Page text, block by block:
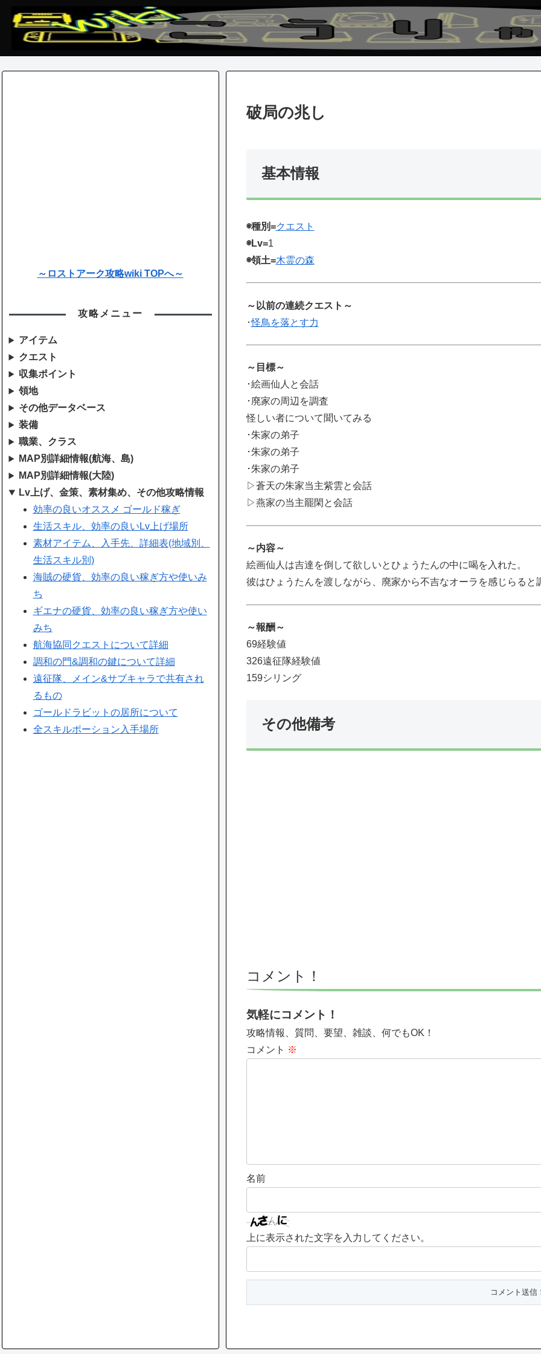
破局の兆し
基本情報
◉種別=クエスト
◉Lv=1
◉領土=木霊の森
～以前の連続クエスト～
･怪鳥を落とす力
～目標～
･絵画仙人と会話
･廃家の周辺を調査
怪しい者について聞いてみる
･朱家の弟子
･朱家の弟子
･朱家の弟子
▷蒼天の朱家当主紫雲と会話
▷燕家の当主罷閑と会話
～内容～
絵画仙人は吉達を倒して欲しいとひょうたんの中に喝を入れた。
彼はひょうたんを渡しながら、廃家から不吉なオーラを感じらると
～報酬～
69経験値
326遠征隊経験値
159シリング
その他備考
コメント！
気軽にコメント！
攻略情報、質問、要望、雑談、何でもOK！
コメント ※
名前
上に表示された文字を入力してください。
～ロストアーク攻略wiki TOPへ～
攻略メニュー
アイテム
クエスト
収集ポイント
領地
その他データベース
装備
職業、クラス
MAP別詳細情報(航海、島)
MAP別詳細情報(大陸)
Lv上げ、金策、素材集め、その他攻略情報
効率の良いオススメ ゴールド稼ぎ
生活スキル、効率の良いLv上げ場所
素材アイテム、入手先、詳細表(地域別、
生活スキル別)
海賊の硬貨、効率の良い稼ぎ方や使いみ
ち
ギエナの硬貨、効率の良い稼ぎ方や使い
みち
航海協同クエストについて詳細
調和の門&調和の鍵について詳細
遠征隊、メイン&サブキャラで共有され
るもの
ゴールドラビットの居所について
全スキルポーション入手場所